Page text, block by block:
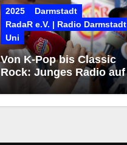
2025
Darmstadt
RadaR e.V. | Radio Darmstadt
Uni
Von K-Pop bis Classic
Rock: Junges Radio auf
dem Heinerfest